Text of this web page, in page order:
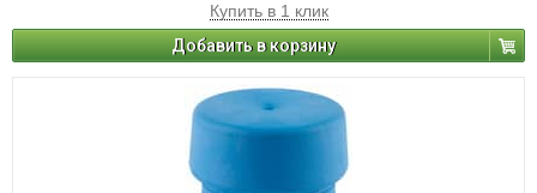
Купить в 1 клик
Добавить в корзину